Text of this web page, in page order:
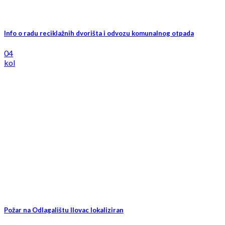
Info o radu reciklažnih dvorišta i odvozu komunalnog otpada
04
kol
Požar na Odlagalištu Ilovac lokaliziran